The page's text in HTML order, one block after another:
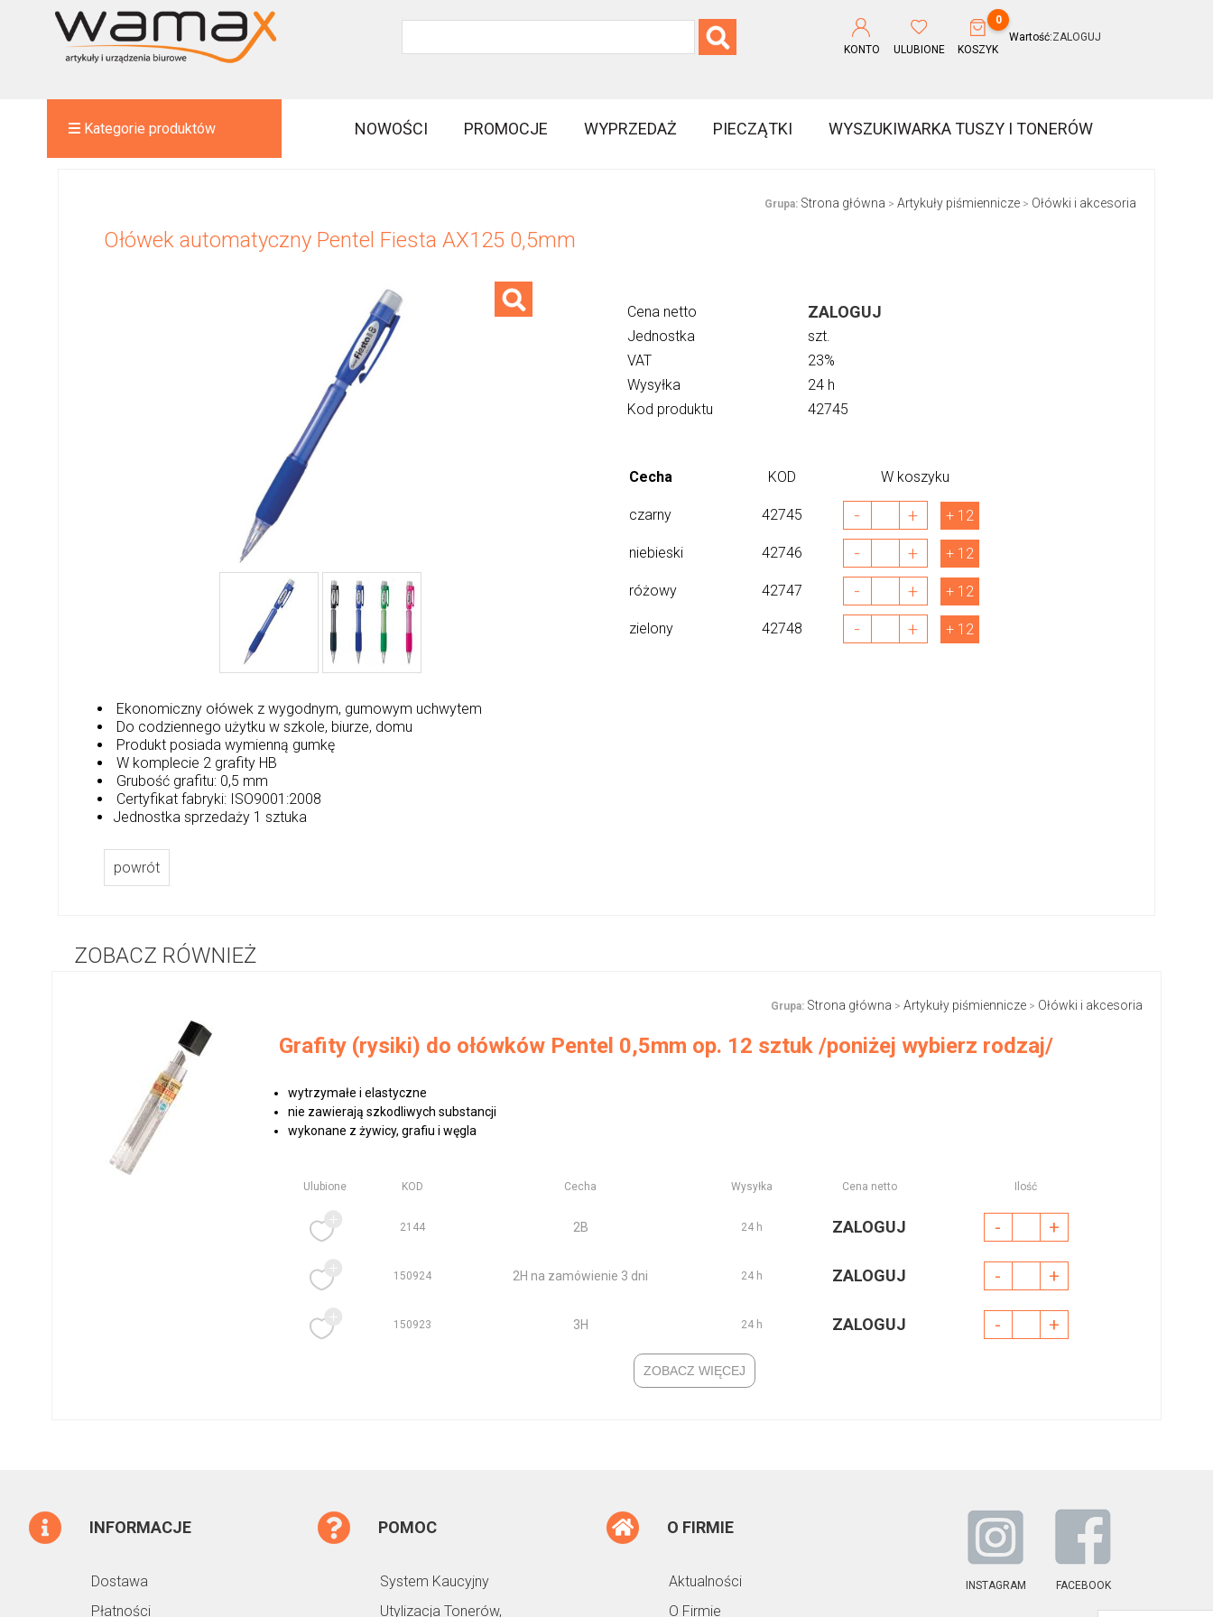
KONTO ULUBIONE
0
KOSZYK
Wartość:ZALOGUJ
Kategorie produktów NOWOŚCI PROMOCJE WYPRZEDAŻ PIECZĄTKI WYSZUKIWARKA TUSZY I TONERÓW
Grupa: Strona główna > Artykuły piśmiennicze> Ołówki i akcesoria
Ołówek automatyczny Pentel Fiesta AX125 0,5mm
Cena netto ZALOGUJ
Jednostka
szt.
VAT
23%
Wysyłka
24 h
Kod produktu
42745
Cecha KOD W koszyku
czarny 42745 - + + 12
niebieski 42746 - + + 12
różowy 42747 - + + 12
zielony 42748 - + + 12
Ekonomiczny ołówek z wygodnym, gumowym uchwytem
Do codziennego użytku w szkole, biurze, domu
Produkt posiada wymienną gumkę
W komplecie 2 grafity HB
Grubość grafitu: 0,5 mm
Certyfikat fabryki: ISO9001:2008
Jednostka sprzedaży 1 sztuka
powrót
ZOBACZ RÓWNIEŻ
Grupa: Strona główna > Artykuły piśmiennicze > Ołówki i akcesoria
Grafity (rysiki) do ołówków Pentel 0,5mm op. 12 sztuk /poniżej wybierz rodzaj/
wytrzymałe i elastyczne
nie zawierają szkodliwych substancji
wykonane z żywicy, grafiu i węgla
Ulubione KOD Cecha Wysyłka Cena netto Ilość
2144 2B 24 h ZALOGUJ - +
150924 2H na zamówienie 3 dni 24 h ZALOGUJ - +
150923 3H 24 h ZALOGUJ - +
ZOBACZ WIĘCEJ
INFORMACJE
Dostawa
Płatności
POMOC
System Kaucyjny
Utylizacja Tonerów,
O FIRMIE
Aktualności
O Firmie
INSTAGRAM FACEBOOK